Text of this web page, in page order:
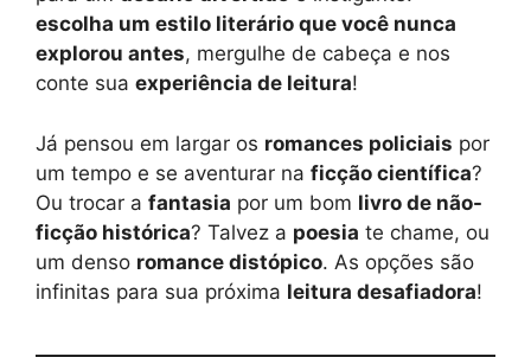
escolha um estilo literário que você nunca
explorou antes, mergulhe de cabeça e nos
conte sua experiência de leitura!
Já pensou em largar os romances policiais por
um tempo e se aventurar na ficção científica?
Ou trocar a fantasia por um bom livro de não-
ficção histórica? Talvez a poesia te chame, ou
um denso romance distópico. As opções são
infinitas para sua próxima leitura desafiadora!